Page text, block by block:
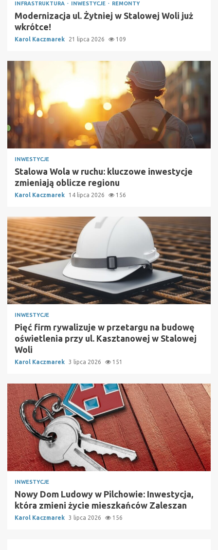
INFRASTRUKTURA INWESTYCJE REMONTY
Modernizacja ul. Żytniej w Stalowej Woli już
wkrótce!
Karol Kaczmarek 21 lipca 2026 109
INWESTYCJE
Stalowa Wola w ruchu: kluczowe inwestycje
zmieniają oblicze regionu
Karol Kaczmarek 14 lipca 2026 156
INWESTYCJE
Pięć firm rywalizuje w przetargu na budowę
oświetlenia przy ul. Kasztanowej w Stalowej
Woli
Karol Kaczmarek 3 lipca 2026 151
INWESTYCJE
Nowy Dom Ludowy w Pilchowie: Inwestycja,
która zmieni życie mieszkańców Zaleszan
Karol Kaczmarek 3 lipca 2026 156